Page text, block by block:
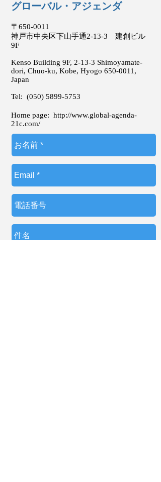
グローバル・アジェンダ
〒650-0011
神戸市中央区下山手通2-13-3 建創ビル
9F
Kenso Building 9F, 2-13-3 Shimoyamate-
dori, Chuo-ku, Kobe, Hyogo 650-0011 ,
Japan
Tel: (050) 5899-5753
Home page: http://www.global-agenda-
21c.com/